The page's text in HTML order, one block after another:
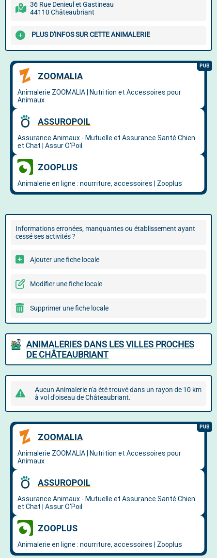
36 Rue Denieul et Gastineau
44110 Châteaubriant
PLUS D'INFOS SUR CETTE ANIMALERIE
Informations erronées, manquantes ou établissement ayant
cessé ses activités ?
Ajouter une fiche locale
Modifier une fiche locale
Supprimer une fiche locale
ANIMALERIES DANS LES VILLES PROCHES
DE CHÂTEAUBRIANT
Aucun Animalerie n'a été trouvé dans un rayon de 10 km
à vol d'oiseau de Châteaubriant.